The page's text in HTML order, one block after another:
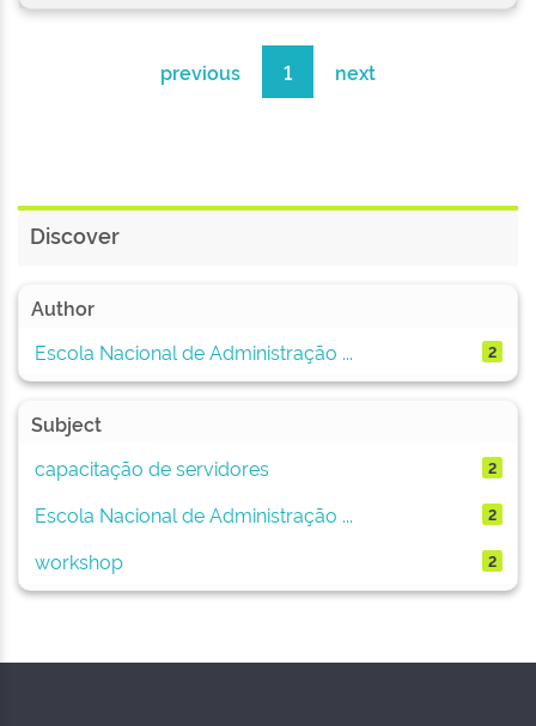
previous 1 next
Discover
Author
Escola Nacional de Administração ...
2
Subject
capacitação de servidores
2
Escola Nacional de Administração ... 2
workshop 2